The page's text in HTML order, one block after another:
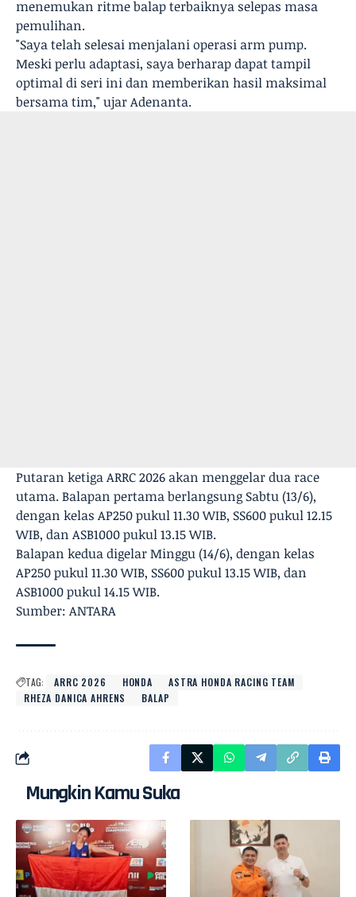
menemukan ritme balap terbaiknya selepas masa
pemulihan.
"Saya telah selesai menjalani operasi arm pump.
Meski perlu adaptasi, saya berharap dapat tampil
optimal di seri ini dan memberikan hasil maksimal
bersama tim," ujar Adenanta.
Putaran ketiga ARRC 2026 akan menggelar dua race
utama. Balapan pertama berlangsung Sabtu (13/6),
dengan kelas AP250 pukul 11.30 WIB, SS600 pukul 12.15
WIB, dan ASB1000 pukul 13.15 WIB.
Balapan kedua digelar Minggu (14/6), dengan kelas
AP250 pukul 11.30 WIB, SS600 pukul 13.15 WIB, dan
ASB1000 pukul 14.15 WIB.
Sumber: ANTARA
TAG: ARRC 2026 HONDA
ASTRA HONDA RACING TEAM
RHEZA DANICA AHRENS
BALAP
Mungkin Kamu Suka